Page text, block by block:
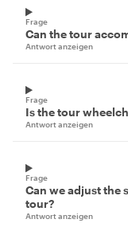
Frage
Can the tour
Antwort anzeigen
Frage
Is the tour
Antwort anzeigen
Frage
Can we adjust the
tour?
Antwort anzeigen